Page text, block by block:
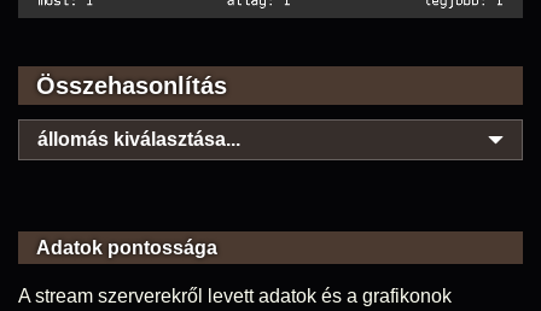
Összehasonlítás
állomás kiválasztása...
Adatok pontossága
A stream szerverekről levett adatok és a grafikonok